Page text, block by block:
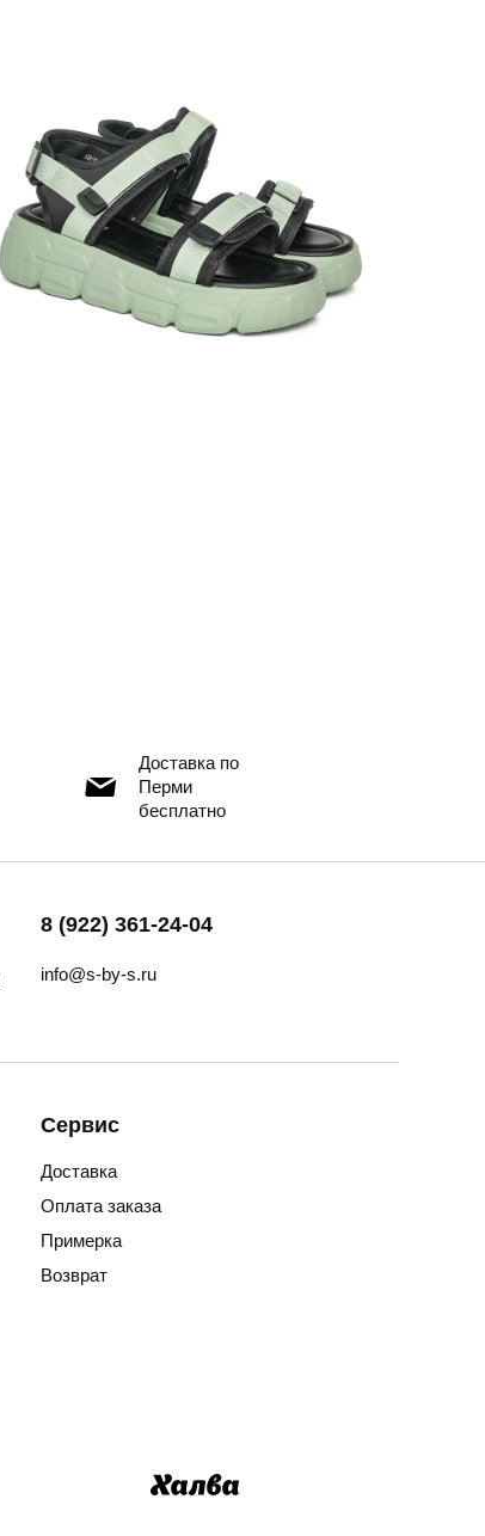
Доставка по
Перми
бесплатно
8 (922) 361-24-04
info@s-by-s.ru
Сервис
Доставка
Оплата заказа
Примерка
Возврат